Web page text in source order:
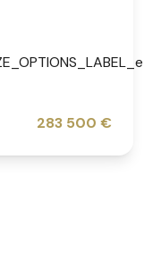
283 500 €